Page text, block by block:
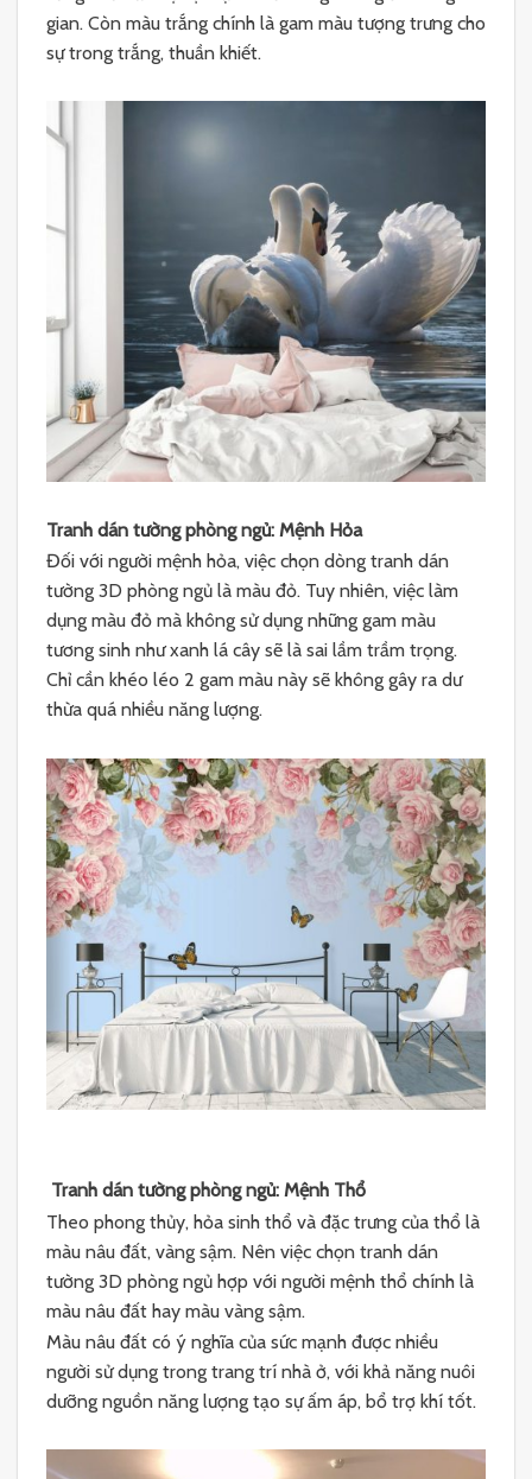
gian. Còn màu trắng chính là gam màu tượng trưng cho
sự trong trắng, thuần khiết.
Tranh dán tường phòng ngủ: Mệnh Hỏa
Đối với người mệnh hỏa, việc chọn dòng tranh dán
tường 3D phòng ngủ là màu đỏ. Tuy nhiên, việc làm
dụng màu đỏ mà không sử dụng những gam màu
tương sinh như xanh lá cây sẽ là sai lầm trầm trọng.
Chỉ cần khéo léo 2 gam màu này sẽ không gây ra dư
thừa quá nhiều năng lượng.
Tranh dán tường phòng ngủ: Mệnh Thổ
Theo phong thủy, hỏa sinh thổ và đặc trưng của thổ là
màu nâu đất, vàng sậm. Nên việc chọn tranh dán
tường 3D phòng ngủ hợp với người mệnh thổ chính là
màu nâu đất hay màu vàng sậm.
Màu nâu đất có ý nghĩa của sức mạnh được nhiều
người sử dụng trong trang trí nhà ở, với khả năng nuôi
dưỡng nguồn năng lượng tạo sự ấm áp, bổ trợ khí tốt.